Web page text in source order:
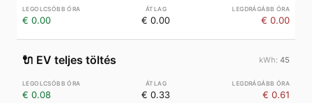
€ 0.00 € 0.00 € 0.00
🔌 EV teljes töltés 45
€ 0.08 € 0.33 € 0.61